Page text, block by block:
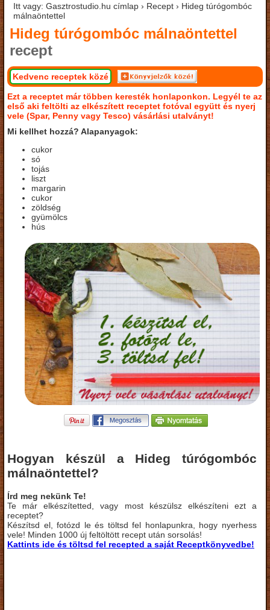
Itt vagy: Gasztrostudio.hu címlap › Recept › Hideg túrógombóc
málnaöntettel
Hideg túrógombóc málnaöntettel
recept
Kedvenc receptek közé
Ezt a receptet már többen keresték honlaponkon. Legyél te az
első aki feltölti az elkészített receptet fotóval együtt és nyerj
vele (Spar, Penny vagy Tesco) vásárlási utalványt!
Mi kellhet hozzá? Alapanyagok:
cukor
só
tojás
liszt
margarin
cukor
zöldség
gyümölcs
hús
Hogyan készül a Hideg túrógombóc
málnaöntettel?
Írd meg nekünk Te!
Te már elkészítetted, vagy most készülsz elkészíteni ezt a
receptet?
Készítsd el, fotózd le és töltsd fel honlapunkra, hogy nyerhess
vele! Minden 1000 új feltöltött recept után sorsolás!
Kattints ide és töltsd fel recepted a saját Receptkönyvedbe!